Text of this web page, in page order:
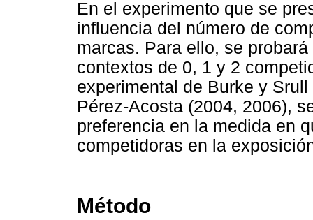
En el experimento que se
influencia del número de
marcas. Para ello, se
contextos de 0, 1 y 2
experimental de Burke y
Pérez-Acosta (2004, 2006),
preferencia en la medida en
competidoras en la
Método